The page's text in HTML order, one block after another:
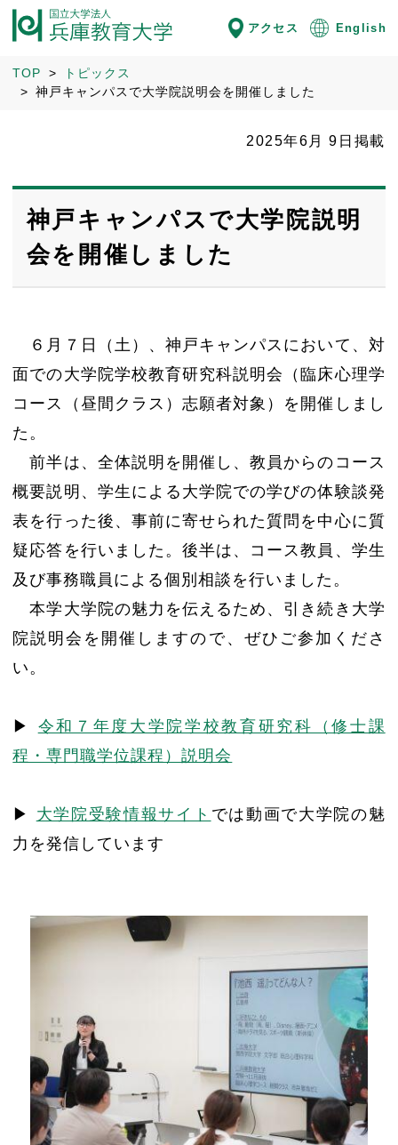
アクセス English
TOP
トピックス
神戸キャンパスで大学院説明会を開催しました
2025年6月 9日掲載
神戸キャンパスで大学院説明
会を開催しました
６月７日（土）、神戸キャンパスにおいて、対
面での大学院学校教育研究科説明会（臨床心理学
コース（昼間クラス）志願者対象）を開催しまし
た。
前半は、全体説明を開催し、教員からのコース
概要説明、学生による大学院での学びの体験談発
表を行った後、事前に寄せられた質問を中心に質
疑応答を行いました。後半は、コース教員、学生
及び事務職員による個別相談を行いました。
本学大学院の魅力を伝えるため、引き続き大学
院説明会を開催しますので、ぜひご参加くださ
い。
▶ 令和７年度大学院学校教育研究科（修士課
程・専門職学位課程）説明会
▶ 大学院受験情報サイト では動画で大学院の魅
力を発信しています